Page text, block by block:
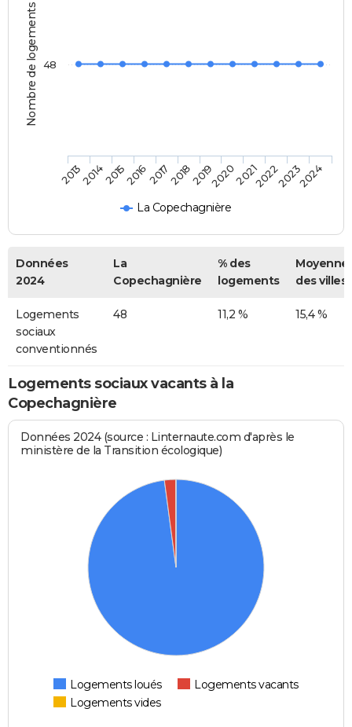
Nombre de logements
La Copechagnière
201320142015201620172018201920202021202220232024
48
Données
2024
La
Copechagnière
% des
logements
Moyenne
des villes
Logements
sociaux
conventionnés
48 11,2 % 15,4 %
Logements sociaux vacants à la
Copechagnière
Données 2024 (source : Linternaute.com d'après le
ministère de la Transition écologique)
Logements loués
Logements vacants
Logements vides